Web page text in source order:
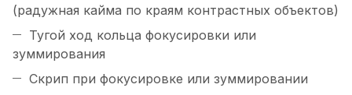
(радужная кайма по краям контрастных объектов)
Тугой ход кольца фокусировки или
зуммирования
Скрип при фокусировке или зуммировании